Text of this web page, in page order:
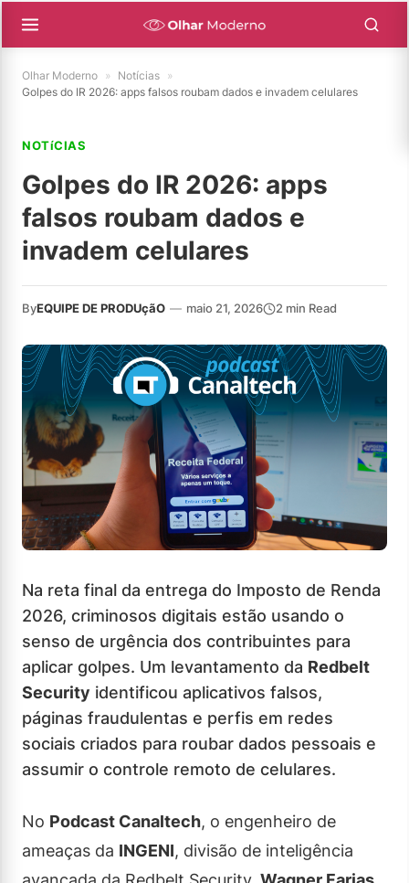
Olhar Moderno » Notícias »
Golpes do IR 2026: apps falsos roubam dados e invadem celulares
NOTíCIAS
Golpes do IR 2026: apps
falsos roubam dados e
invadem celulares
ByEQUIPE DE PRODUçãO — maio 21, 2026 2 min Read
Na reta final da entrega do Imposto de Renda
2026, criminosos digitais estão usando o
senso de urgência dos contribuintes para
aplicar golpes. Um levantamento da Redbelt
Security identificou aplicativos falsos,
páginas fraudulentas e perfis em redes
sociais criados para roubar dados pessoais e
assumir o controle remoto de celulares.
No Podcast Canaltech, o engenheiro de
ameaças da INGENI, divisão de inteligência